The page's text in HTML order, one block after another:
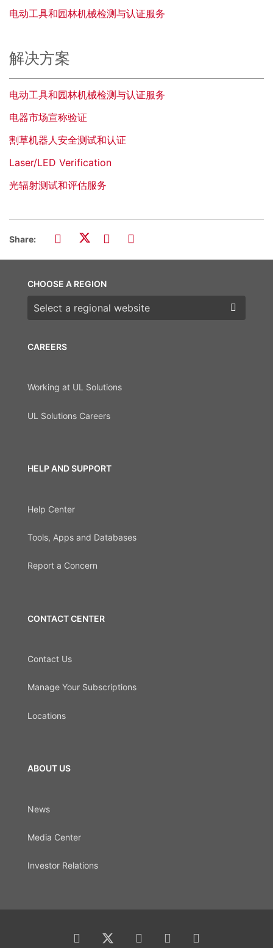
电动工具和园林机械检测与认证服务
解决方案
电动工具和园林机械检测与认证服务
电器市场宣称验证
割草机器人安全测试和认证
Laser/LED Verification
光辐射测试和评估服务
Share:
CAREERS
Working at UL Solutions
UL Solutions Careers
HELP AND SUPPORT
Help Center
Tools, Apps and Databases
Report a Concern
CONTACT CENTER
Contact Us
Manage Your Subscriptions
Locations
ABOUT US
News
Media Center
Investor Relations
CHOOSE A REGION
Choose a region